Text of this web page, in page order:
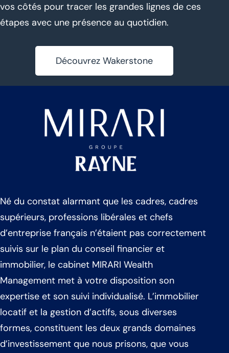
vos côtés pour tracer les grandes lignes de ces
étapes avec une présence au quotidien.
Découvrez Wakerstone
Né du constat alarmant que les cadres, cadres
supérieurs, professions libérales et chefs
d’entreprise français n’étaient pas correctement
suivis sur le plan du conseil financier et
immobilier, le cabinet MIRARI Wealth
Management met à votre disposition son
expertise et son suivi individualisé. L’immobilier
locatif et la gestion d’actifs, sous diverses
formes, constituent les deux grands domaines
d’investissement que nous prisons, que vous